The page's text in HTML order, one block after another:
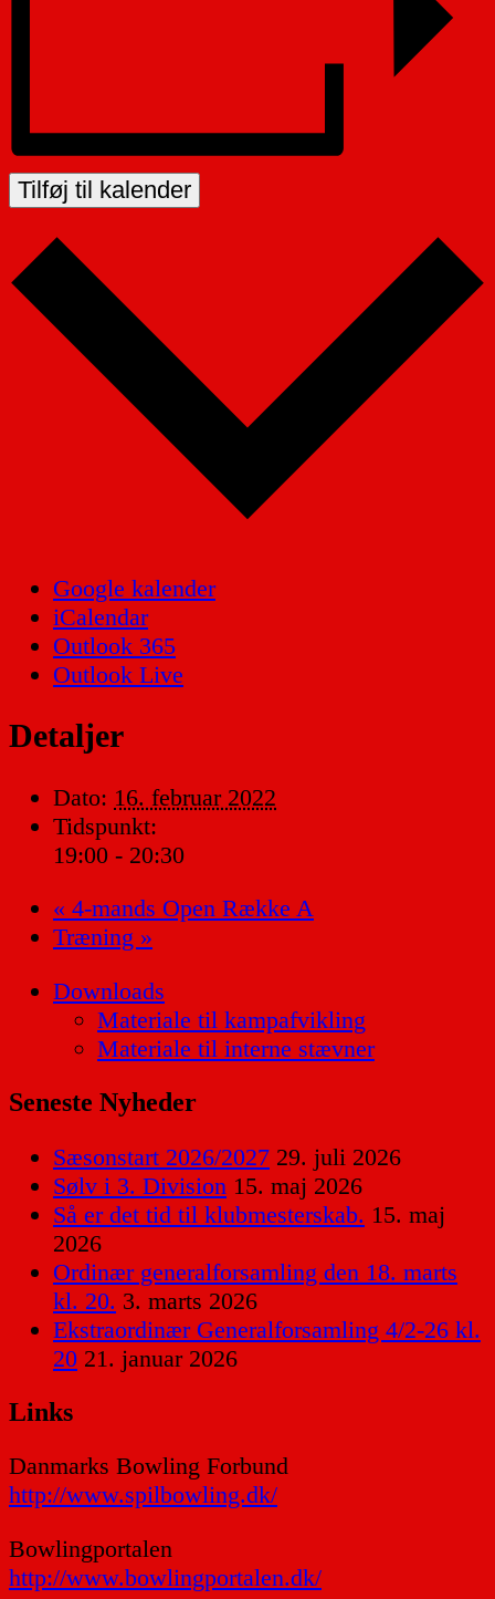
Tilføj til kalender
Google kalender
iCalendar
Outlook 365
Outlook Live
Detaljer
Dato: 16. februar 2022
Tidspunkt:
19:00 - 20:30
« 4-mands Open Række A
Træning »
Downloads
Materiale til kampafvikling
Materiale til interne stævner
Seneste Nyheder
Sæsonstart 2026/2027 29. juli 2026
Sølv i 3. Division 15. maj 2026
Så er det tid til klubmesterskab. 15. maj
2026
Ordinær generalforsamling den 18. marts
kl. 20. 3. marts 2026
Ekstraordinær Generalforsamling 4/2-26 kl.
20 21. januar 2026
Links
Danmarks Bowling Forbund
http://www.spilbowling.dk/
Bowlingportalen
http://www.bowlingportalen.dk/